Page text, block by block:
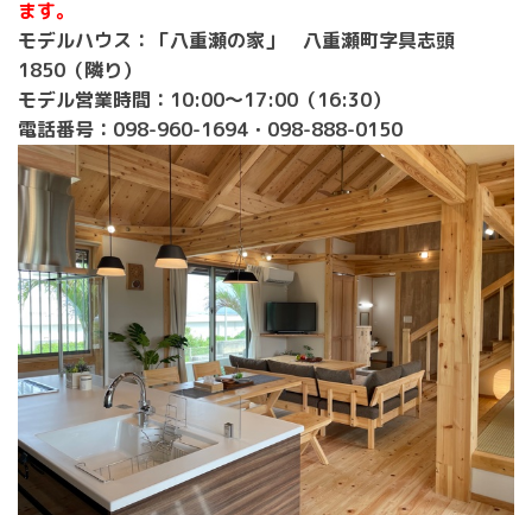
ます。
モデルハウス：「八重瀬の家」 八重瀬町字具志頭
1850（隣り）
モデル営業時間：10:00～17:00（16:30）
電話番号：098-960-1694・098-888-0150